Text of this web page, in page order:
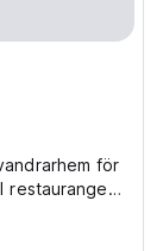
för
restauranger,
from